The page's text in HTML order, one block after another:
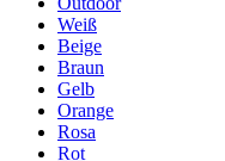
Weiß
Beige
Braun
Gelb
Orange
Rosa
Rot